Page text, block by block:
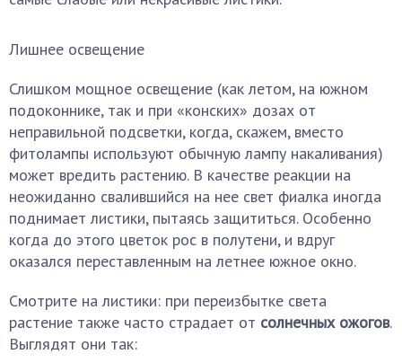
Лишнее освещение
Слишком мощное освещение (как летом, на южном
подоконнике, так и при «конских» дозах от
неправильной подсветки, когда, скажем, вместо
фитолампы используют обычную лампу накаливания)
может вредить растению. В качестве реакции на
неожиданно свалившийся на нее свет фиалка иногда
поднимает листики, пытаясь защититься. Особенно
когда до этого цветок рос в полутени, и вдруг
оказался переставленным на летнее южное окно.
Смотрите на листики: при переизбытке света
растение также часто страдает от солнечных ожогов.
Выглядят они так: